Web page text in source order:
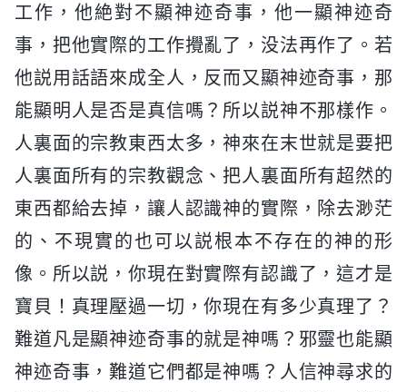
工作，他絶對不顯神迹奇事，他一顯神迹奇
事，把他實際的工作攪亂了，没法再作了。若
他説用話語來成全人，反而又顯神迹奇事，那
能顯明人是否是真信嗎？所以説神不那樣作。
人裏面的宗教東西太多，神來在末世就是要把
人裏面所有的宗教觀念、把人裏面所有超然的
東西都給去掉，讓人認識神的實際，除去渺茫
的、不現實的也可以説根本不存在的神的形
像。所以説，你現在對實際有認識了，這才是
寶貝！真理壓過一切，你現在有多少真理了？
難道凡是顯神迹奇事的就是神嗎？邪靈也能顯
神迹奇事，難道它們都是神嗎？人信神尋求的